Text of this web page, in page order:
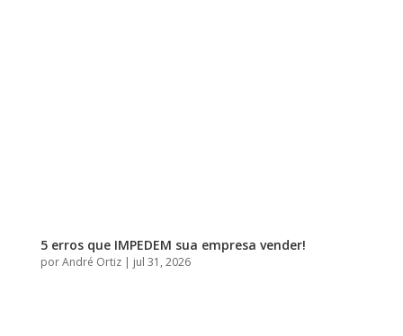
5 erros que IMPEDEM sua empresa vender!
porAndré Ortiz| jul 31, 2026